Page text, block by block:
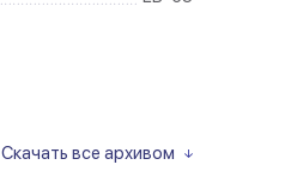
Скачать все архивом